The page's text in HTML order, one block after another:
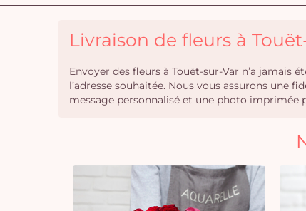
Livraison de fleurs à
Envoyer des fleurs à Touët-sur-Var n’a jamais
l’adresse souhaitée. Nous vous assurons une
message personnalisé et une photo imprimée